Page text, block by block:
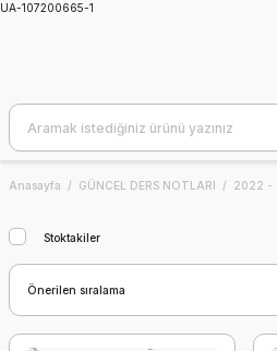
UA-107200665-1
Anasayfa GÜNCEL DERS NOTLARI 2022 -
Stoktakiler